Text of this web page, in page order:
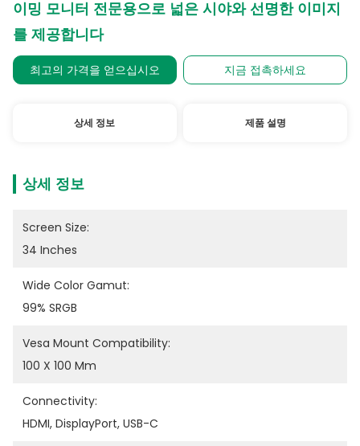
이밍 모니터 전문용으로 넓은 시야와 선명한 이미지
를 제공합니다
최고의 가격을 얻으십시오 지금 접촉하세요
상세 정보 제품 설명
상세 정보
Screen Size:
34 Inches
Wide Color Gamut:
99% SRGB
Vesa Mount Compatibility:
100 X 100 Mm
Connectivity:
HDMI, DisplayPort, USB-C